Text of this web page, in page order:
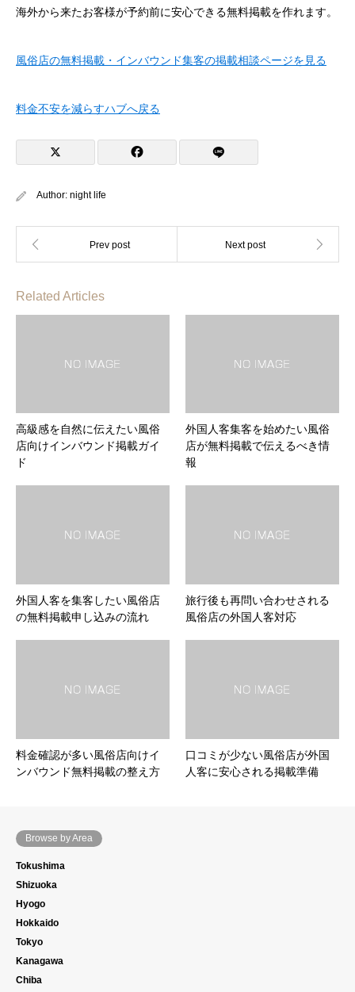
海外から来たお客様が予約前に安心できる無料掲載を作れます。
風俗店の無料掲載・インバウンド集客の掲載相談ページを見る
料金不安を減らすハブへ戻る
Author: night life
Related Articles
高級感を自然に伝えたい風俗
店向けインバウンド掲載ガイ
ド
外国人客集客を始めたい風俗
店が無料掲載で伝えるべき情
報
外国人客を集客したい風俗店
の無料掲載申し込みの流れ
旅行後も再問い合わせされる
風俗店の外国人客対応
料金確認が多い風俗店向けイ
ンバウンド無料掲載の整え方
口コミが少ない風俗店が外国
人客に安心される掲載準備
Browse by Area
Tokushima
Shizuoka
Hyogo
Hokkaido
Tokyo
Kanagawa
Chiba